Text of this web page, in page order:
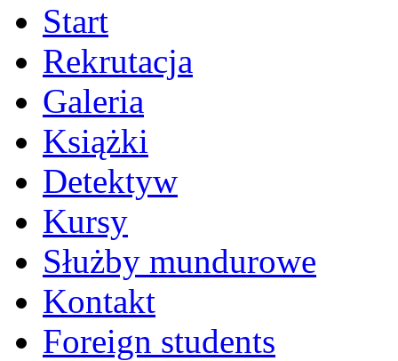
Start
Rekrutacja
Galeria
Książki
Detektyw
Kursy
Służby mundurowe
Kontakt
Foreign students